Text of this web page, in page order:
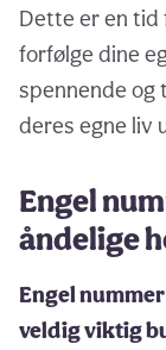
Dette er en tid
forfølge dine
spennende og
deres egne liv
Engel
åndelige
Engel
veldig viktig